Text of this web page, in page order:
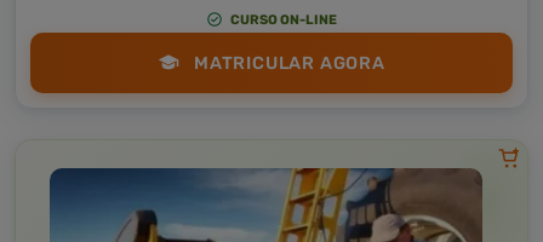
CURSO ON-LINE
MATRICULAR AGORA